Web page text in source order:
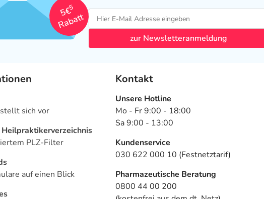
5€
5
Rabatt
zur Newsletteranmeldung
sich vor
Heilpraktikerverzeichnis
PLZ-Filter
auf einen Blick
Kontakt
Unsere Hotline
Mo - Fr 9:00 - 18:00
Sa 9:00 - 13:00
Kundenservice
030 622 000 10 (Festnetztarif)
Pharmazeutische Beratung
0800 44 00 200